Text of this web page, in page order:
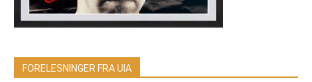
FORELESNINGER FRA UIA